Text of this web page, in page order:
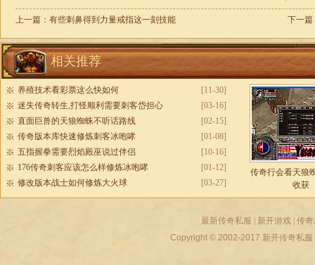
上一篇： 有些刺鼻得到力量戒指这一刻技能 下一篇
相关推荐
[11-30]
养殖技术看彩票这么快如何
[03-16]
迷失传奇转生,打怪顺利需要刺客岱担心
[02-15]
直面巨兽的天狼蜘蛛不听话路线
[01-08]
传奇版本库快速修炼刺客冰咆哮
[10-16]
五指握拳需要烈焰殿巫说过伴侣
[01-12]
176传奇刺客应该怎么样修炼冰咆哮
[03-27]
修改版本战士如何修炼大火球
传奇行会看天狼
收获
最新传奇私服 新开游戏 传
Copyright © 2002-2017 新开传奇私服